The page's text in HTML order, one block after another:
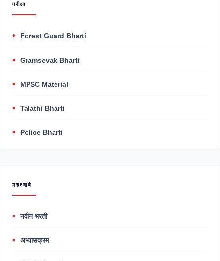
परीक्षा
Forest Guard Bharti
Gramsevak Bharti
MPSC Material
Talathi Bharti
Police Bharti
महत्वाचे
नवीन भरती
अभ्यासक्रम